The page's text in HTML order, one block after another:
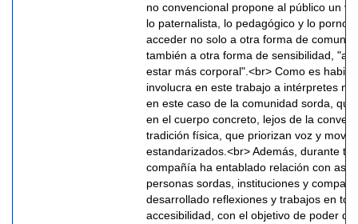
no convencional propone al público un
lo paternalista, lo pedagógico y lo
acceder no solo a otra forma de
también a otra forma de sensibilidad, "a
estar más corporal".<br> Como es
involucra en este trabajo a intérpretes no
en este caso de la comunidad sorda,
en el cuerpo concreto, lejos de la
tradición física, que priorizan voz y
estandarizados.<br> Además, durante
compañía ha entablado relación con
personas sordas, instituciones y
desarrollado reflexiones y trabajos en
accesibilidad, con el objetivo de poder